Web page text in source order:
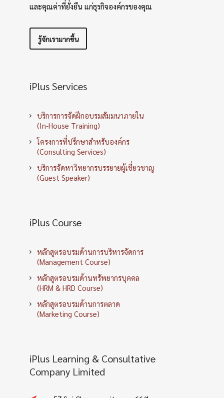
และคุณค่าที่ยั่งยืน แก่ธุรกิจองค์กรของคุณ
รู้จักเรามากขึ้น
iPlus Services
บริการการจัดฝึกอบรมสัมมนาภายใน
(In-House Training)
โครงการที่ปรึกษาสำหรับองค์กร
(Consulting Services)
บริการจัดหาวิทยากรบรรยายผู้เชี่ยวชาญ
(Guest Speaker)
iPlus Course
หลักสูตรอบรมด้านการบริหารจัดการ
(Management Course)
หลักสูตรอบรมด้านทรัพยากรบุคคล
(HRM & HRD Course)
หลักสูตรอบรมด้านการตลาด
(Marketing Course)
iPlus Learning & Consultative
Company Limited